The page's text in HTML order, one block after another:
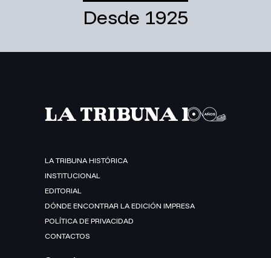
Desde 1925
LA TRIBUNA HISTÓRICA
INSTITUCIONAL
EDITORIAL
DÓNDE ENCONTRAR LA EDICIÓN IMPRESA
POLÍTICA DE PRIVACIDAD
CONTACTOS